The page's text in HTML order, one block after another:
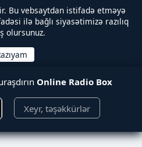
Bu vebsaytdan istifadə etməyə
ilə bağlı siyasətimizə razılıq
olursunuz.
Online Radio Box
Xeyr, təşəkkürlər